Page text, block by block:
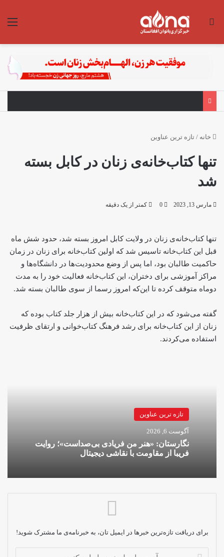
جستجو برای
خانه / تازه ترین عناوین
تنها کتاب‌خانه‌ی زنان در کابل بسته
شد
مارس 13, 2023 0 کمتر از یک دقیقه
تنها کتاب‌خانه‌ی زنان در ولایت کابل امروز بسته شد، حدود شش ماه
قبل این کتاب‌خانه تاسیس شد که اولین کتاب‌خانه برای زنان در زمان
حاکمیت طالبان بود، اما ‌پس از وضع محدودیت‌ها در‌ دانشگاه‌ها و
مراکز‌ آموزشی برای دختران، این کتاب‌خانه فعالیت خود را به مدت
دوماه متوقف کرده تا این‌که امروز رسما از سوی طالبان بسته شد.
گفته می‌شود که در این کتاب‌خانه بیش از هزار جلد کتاب بوده که
زنان از این کتاب‌خانه برای رشد فرهنگ کتاب‌خوانی و ارتقای ظرفیت
استفاده می‌کردند.
تازه ترین عناوین
آگوست 6, 2026
نگارستان: «هنر من فریادی بی‌صداست»؛ روایت
فریبا از مقاومت با نقاشی دیجیتال
برای دریافت تازه‌ترین خبرها در ایمیل تان، به خبرنامه‌ی ما مشترک شوید!
آدرس